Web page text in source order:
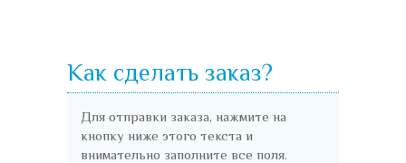
Как сделать заказ?
Для отправки заказа, нажмите на
кнопку ниже этого текста и
внимательно заполните все поля.